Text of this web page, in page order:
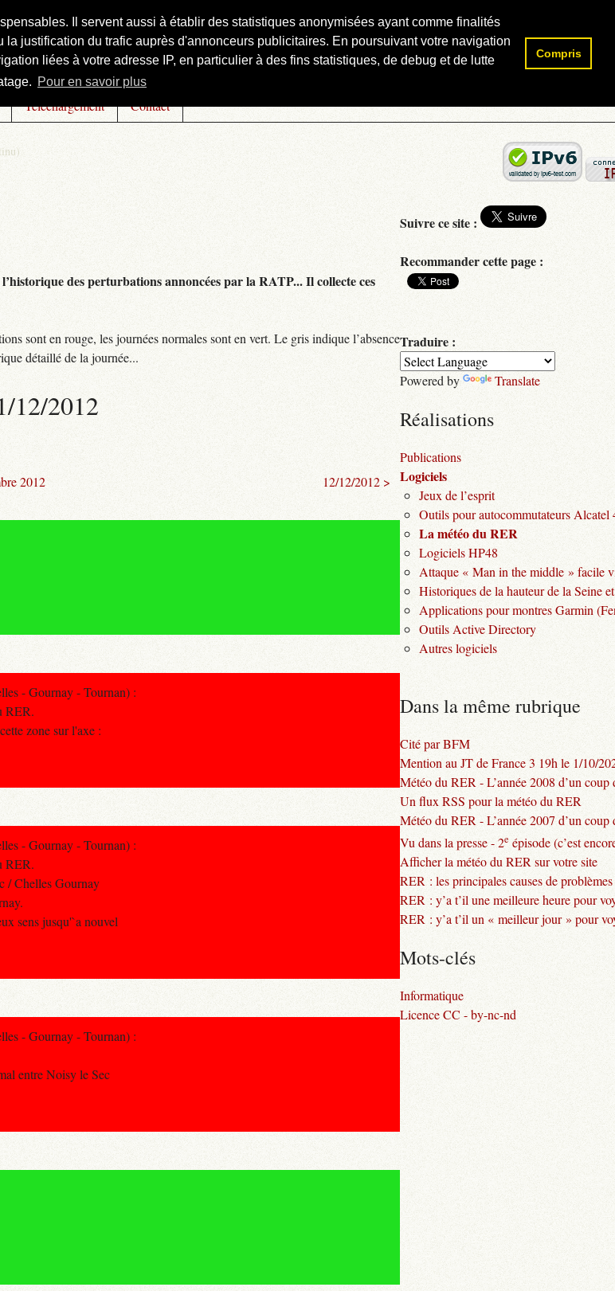
Il servent aussi à établir des statistiques anonymisées ayant comme finalités
justification du trafic auprès d'annonceurs publicitaires. En poursuivant votre navigation
liées à votre adresse IP, en particulier à des fins statistiques, de debug et de lutte
Pour en savoir plus
Compris
Téléchargement Contact
des perturbations annoncées par la RATP... Il collecte ces
sont en rouge, les journées normales sont en vert. Le gris indique l’absence
détaillé de la journée...
12/2012
2012 12/12/2012 >
- Gournay - Tournan) :
RER.
zone sur l'axe :
- Gournay - Tournan) :
RER.
/ Chelles Gournay
sens jusqu'`a nouvel
- Gournay - Tournan) :
entre Noisy le Sec
Rechercher :
Suivre ce site :
Recommander cette page :
Traduire :
Powered by Translate
Réalisations
Publications
Logiciels
Jeux de l’esprit
Outils pour autocommutateurs Alcatel
La météo du RER
Logiciels HP48
Attaque « Man in the middle » facile
Historiques de la hauteur de la Seine
Applications pour montres Garmin
Outils Active Directory
Autres logiciels
Dans la même rubrique
Cité par BFM
Mention au JT de France 3 19h le 1/10/
Météo du RER - L’année 2008 d’un coup
Un flux RSS pour la météo du RER
Météo du RER - L’année 2007 d’un coup
Vu dans la presse - 2e épisode (c’est
Afficher la météo du RER sur votre site
RER : les principales causes de problèmes
RER : y’a t’il une meilleure heure pour
RER : y’a t’il un « meilleur jour » pour
Mots-clés
Informatique
Licence CC - by-nc-nd